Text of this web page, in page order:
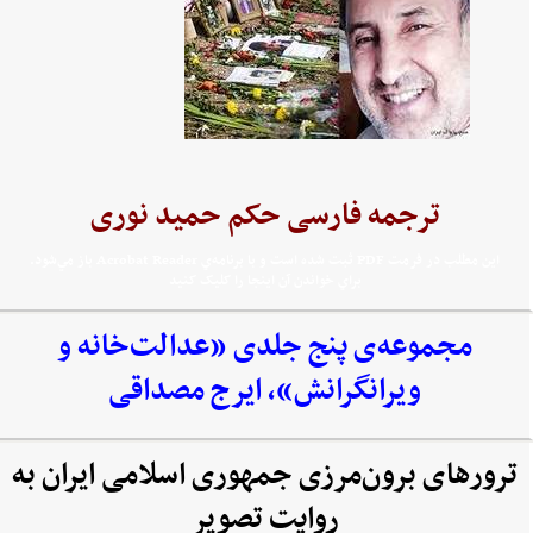
ترجمه فارسی حکم حمید نوری
مجموعه‌‌ی پنج جلدی «عدالت‌خانه و
ویرانگرانش»، ایرج مصداقی
ترورهای برون‌مرزی جمهوری اسلامی ایران به
روایت تصویر